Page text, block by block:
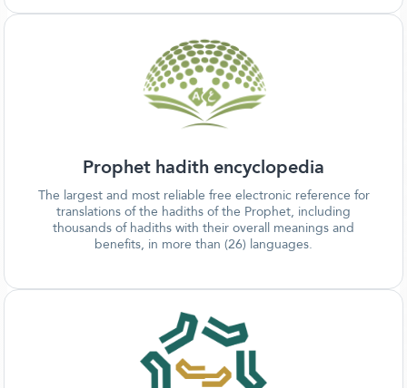
Prophet hadith encyclopedia
The largest and most reliable free electronic reference for
translations of the hadiths of the Prophet, including
thousands of hadiths with their overall meanings and
benefits, in more than (26) languages.